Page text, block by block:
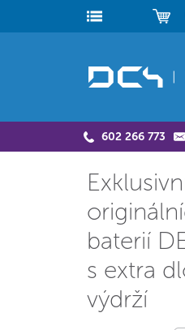
602 266 773
baterií
s extra
výdrží